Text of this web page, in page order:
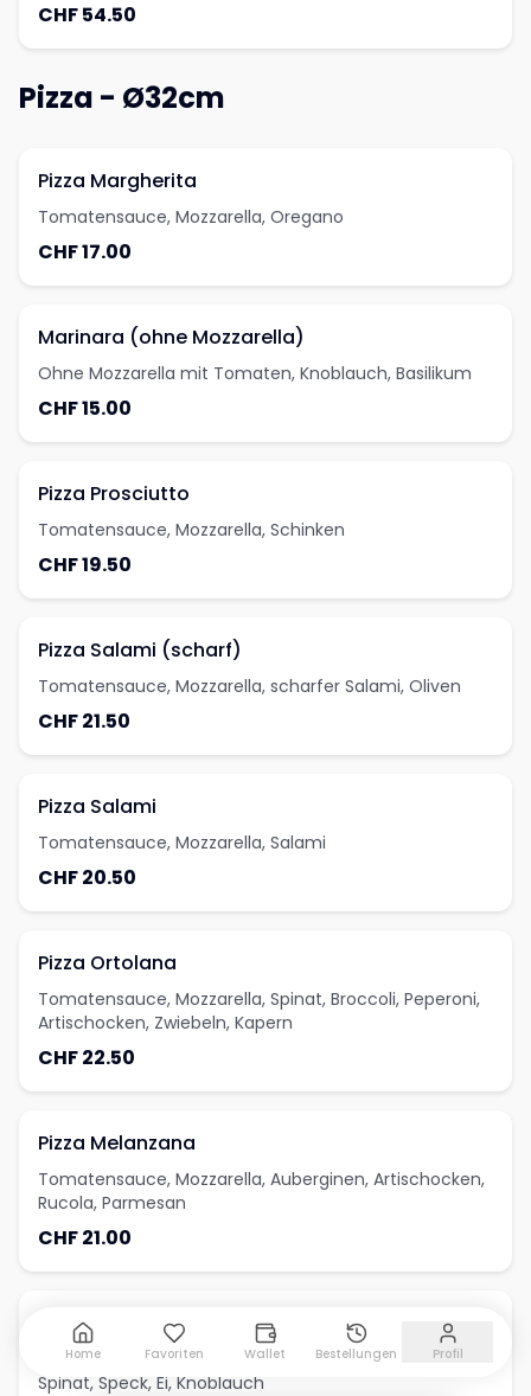
CHF 54.50
Pizza - Ø32cm
Pizza Margherita
Tomatensauce, Mozzarella, Oregano
CHF 17.00
Marinara (ohne Mozzarella)
Ohne Mozzarella mit Tomaten, Knoblauch, Basilikum
CHF 15.00
Pizza Prosciutto
Tomatensauce, Mozzarella, Schinken
CHF 19.50
Pizza Salami (scharf)
Tomatensauce, Mozzarella, scharfer Salami, Oliven
CHF 21.50
Pizza Salami
Tomatensauce, Mozzarella, Salami
CHF 20.50
Pizza Ortolana
Tomatensauce, Mozzarella, Spinat, Broccoli, Peperoni,
Artischocken, Zwiebeln, Kapern
CHF 22.50
Pizza Melanzana
Tomatensauce, Mozzarella, Auberginen, Artischocken,
Rucola, Parmesan
CHF 21.00
Toni's Pizza
Tomatensauce, Mozzarella, Schinken, Champignons,
Spinat, Speck, Ei, Knoblauch
Home Favoriten Wallet Bestellungen Profil